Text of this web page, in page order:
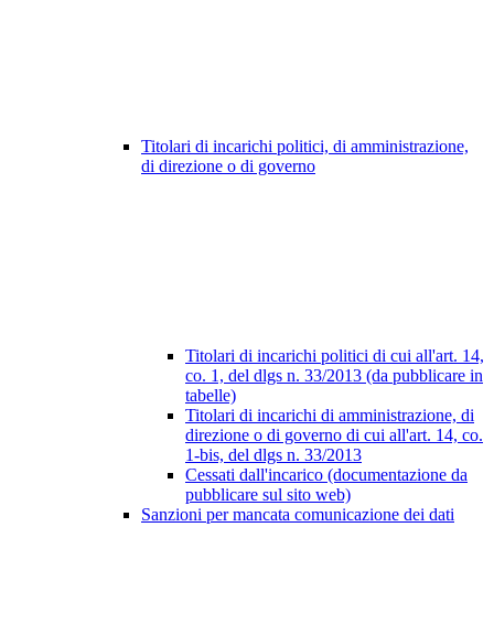
Titolari di incarichi politici, di amministrazione,
di direzione o di governo
Titolari di incarichi politici di cui all'art. 14,
co. 1, del dlgs n. 33/2013 (da pubblicare in
tabelle)
Titolari di incarichi di amministrazione, di
direzione o di governo di cui all'art. 14, co.
1-bis, del dlgs n. 33/2013
Cessati dall'incarico (documentazione da
pubblicare sul sito web)
Sanzioni per mancata comunicazione dei dati